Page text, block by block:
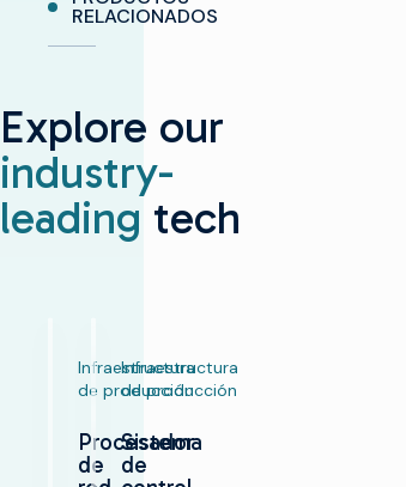
RELACIONADOS
Explore our
industry-
leading tech
Infraestructura
de producción
Procesador
de
Infraestructura
de producción
Sistema
de